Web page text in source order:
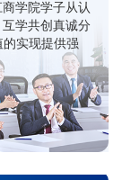
学院学子从认
学共创真诚分
实现提供强